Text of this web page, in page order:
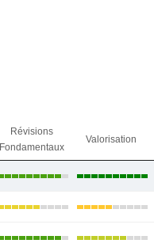
Révisions
Fondamentaux
Valorisation